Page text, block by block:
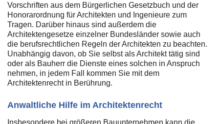
Vorschriften aus dem Bürgerlichen Gesetzbuch und der
Honorarordnung für Architekten und Ingenieure zum
Tragen. Darüber hinaus sind außerdem die
Architektengesetze einzelner Bundesländer sowie auch
die berufsrechtlichen Regeln der Architekten zu beachten.
Unabhängig davon, ob Sie selbst als Architekt tätig sind
oder als Bauherr die Dienste eines solchen in Anspruch
nehmen, in jedem Fall kommen Sie mit dem
Architektenrecht in Berührung.
Anwaltliche Hilfe im Architektenrecht
Insbesondere bei größeren Bauunternehmen kann die